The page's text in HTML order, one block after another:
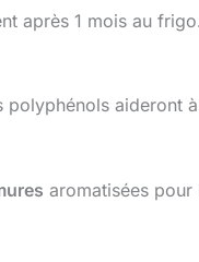
après 1 mois au
polyphénols aideront
aromatisées pour